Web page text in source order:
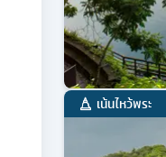
เน้นไหว้พระ